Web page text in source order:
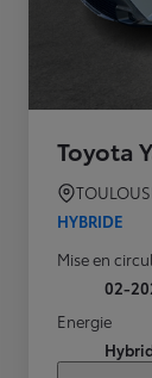
Toyota
HYBRIDE
Mise en
02-
Energie